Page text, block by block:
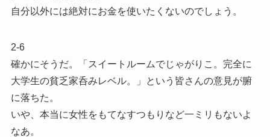
自分以外には絶対にお金を使いたくないのでしょう。
2-6
確かにそうだ。「スイートルームでじゃがりこ。完全に
大学生の貧乏家呑みレベル。」という皆さんの意見が腑
に落ちた。
いや、本当に女性をもてなすつもりなど一ミリもないよ
なあ。